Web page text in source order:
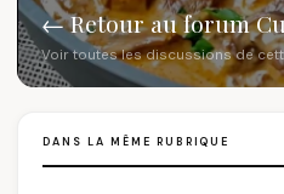
← Retour au forum
Voir toutes les discussions de
DANS LA MÊME RUBRIQUE